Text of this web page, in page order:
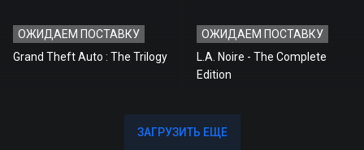
ОЖИДАЕМ ПОСТАВКУ
Grand Theft Auto : The Trilogy
ОЖИДАЕМ ПОСТАВКУ
L.A. Noire - The Complete
Edition
ЗАГРУЗИТЬ ЕЩЕ
ЗАГРУЗИТЬ ЕЩЕ